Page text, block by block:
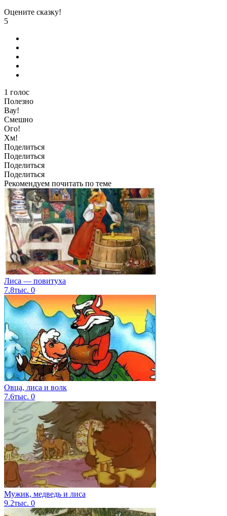
Оцените сказку!
5
1 голос
Полезно
Вау!
Смешно
Ого!
Хм!
Поделиться
Поделиться
Поделиться
Поделиться
Рекомендуем почитать по теме
Лиса — повитуха
7.8тыс. 0
Овца, лиса и волк
7.6тыс. 0
Мужик, медведь и лиса
9.2тыс. 0